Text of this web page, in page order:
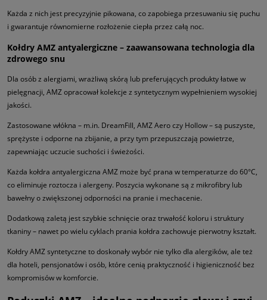
Każda z nich jest precyzyjnie pikowana, co zapobiega przesuwaniu się puchu
i gwarantuje równomierne rozłożenie ciepła przez całą noc.
Kołdry AMZ antyalergiczne – zaawansowana technologia dla
zdrowego snu
Dla osób z alergiami, wrażliwą skórą lub preferujących produkty łatwe w
pielęgnacji, AMZ opracował kolekcje z syntetycznym wypełnieniem wysokiej
jakości.
Zastosowane włókna – m.in. DreamFill, AMZ Aero czy Hollow – są puszyste,
sprężyste i odporne na zbijanie, a przy tym przepuszczają powietrze,
zapewniając uczucie suchości i świeżości.
Każda kołdra antyalergiczna AMZ może być prana w temperaturze do 60°C,
co eliminuje roztocza i alergeny. Poszycia wykonane są z mikrofibry lub
bawełny o zwiększonej odporności na pranie i mechacenie.
Dodatkową zaletą jest szybkie schnięcie oraz trwałość koloru i struktury
tkaniny – nawet po wielu cyklach prania kołdra zachowuje pierwotny kształt.
Kołdry AMZ syntetyczne to doskonały wybór nie tylko dla alergików, ale też
dla hoteli, pensjonatów i osób, które cenią praktyczność i higieniczność bez
kompromisów w komforcie.